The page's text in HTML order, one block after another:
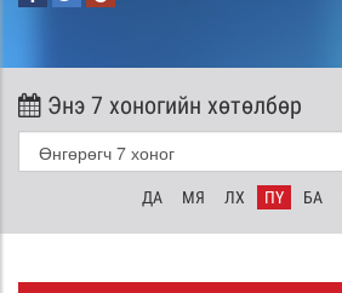
Энэ 7 хоногийн хөтөлбөр
ДА МЯ ЛХ ПҮ БА